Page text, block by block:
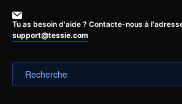
Tu as besoin d'aide ? Contacte-nous à
support@tessie.com